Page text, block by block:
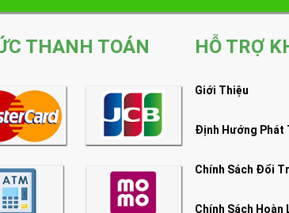
THANH TOÁN HỖ TRỢ
Giới Thiệu
Định Hướng Phát
Chính Sách Đổi
Chính Sách Hoàn